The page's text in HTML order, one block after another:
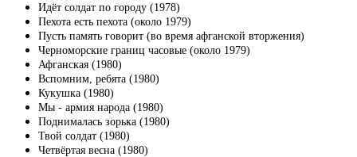
Идёт солдат по городу (1978)
Пехота есть пехота (около 1979)
Пусть память говорит (во время афганской вторжения)
Черноморские границ часовые (около 1979)
Афганская (1980)
Вспомним, ребята (1980)
Кукушка (1980)
Мы - армия народа (1980)
Поднималась зорька (1980)
Твой солдат (1980)
Четвёртая весна (1980)